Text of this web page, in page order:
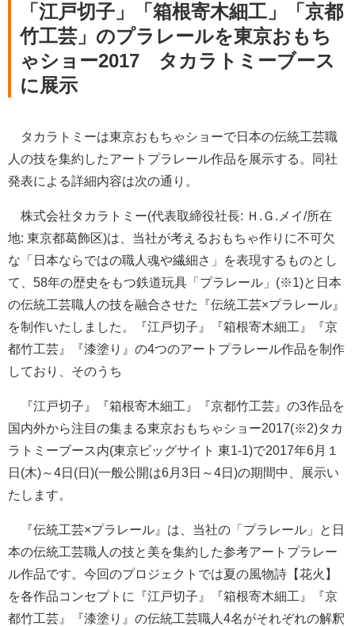
「江戸切子」「箱根寄木細工」「京都
竹工芸」のプラレールを東京おもち
ゃショー2017 タカラトミーブース
に展示
タカラトミーは東京おもちゃショーで日本の伝統工芸職
人の技を集約したアートプラレール作品を展示する。同社
発表による詳細内容は次の通り。
株式会社タカラトミー(代表取締役社長: Ｈ.Ｇ.メイ/所在
地: 東京都葛飾区)は、当社が考えるおもちゃ作りに不可欠
な「日本ならではの職人魂や繊細さ」を表現するものとし
て、58年の歴史をもつ鉄道玩具「プラレール」(※1)と日本
の伝統工芸職人の技を融合させた『伝統工芸×プラレール』
を制作いたしました。『江戸切子』『箱根寄木細工』『京
都竹工芸』『漆塗り』の4つのアートプラレール作品を制作
しており、そのうち
『江戸切子』『箱根寄木細工』『京都竹工芸』の3作品を
国内外から注目の集まる東京おもちゃショー2017(※2)タカ
ラトミーブース内(東京ビッグサイト 東1-1)で2017年6月１
日(木)～4日(日)(一般公開は6月3日～4日)の期間中、展示い
たします。
『伝統工芸×プラレール』は、当社の「プラレール」と日
本の伝統工芸職人の技と美を集約した参考アートプラレー
ル作品です。今回のプロジェクトでは夏の風物詩【花火】
を各作品コンセプトに『江戸切子』『箱根寄木細工』『京
都竹工芸』『漆塗り』の伝統工芸職人4名がそれぞれの解釈